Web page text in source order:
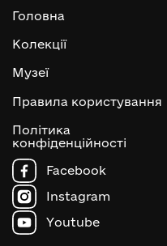
Головна
Колекції
Музеї
Правила користування
Політика
конфіденційності
Facebook
Instagram
Youtube